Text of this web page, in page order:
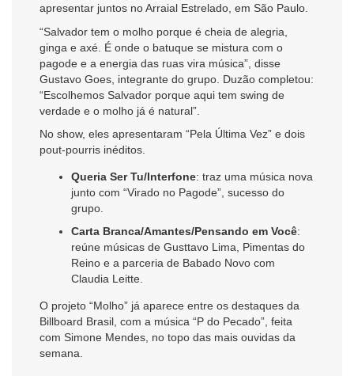
apresentar juntos no Arraial Estrelado, em São Paulo.
“Salvador tem o molho porque é cheia de alegria,
ginga e axé. É onde o batuque se mistura com o
pagode e a energia das ruas vira música”, disse
Gustavo Goes, integrante do grupo. Duzão completou:
“Escolhemos Salvador porque aqui tem swing de
verdade e o molho já é natural”.
No show, eles apresentaram “Pela Última Vez” e dois
pout-pourris inéditos.
Queria Ser Tu/Interfone: traz uma música nova
junto com “Virado no Pagode”, sucesso do
grupo.
Carta Branca/Amantes/Pensando em Você:
reúne músicas de Gusttavo Lima, Pimentas do
Reino e a parceria de Babado Novo com
Claudia Leitte.
O projeto “Molho” já aparece entre os destaques da
Billboard Brasil, com a música “P do Pecado”, feita
com Simone Mendes, no topo das mais ouvidas da
semana.